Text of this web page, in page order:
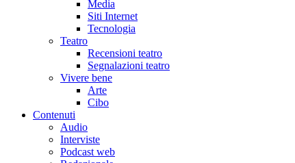
Media
Siti Internet
Tecnologia
Teatro
Recensioni teatro
Segnalazioni teatro
Vivere bene
Arte
Cibo
Contenuti
Audio
Interviste
Podcast web